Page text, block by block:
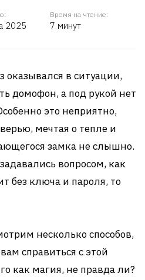
2025
Время на чтение:
7 минут
оказывался в ситуации,
домофон, а под рукой нет
это неприятно,
мечтая о тепле и
замка не слышно.
вопросом, как
без ключа и пароля, то
несколько способов,
справиться с этой
как магия, не правда ли?